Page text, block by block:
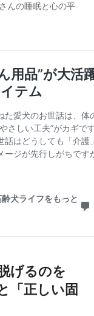
んの睡眠と心の平
げるのを
「正しい固